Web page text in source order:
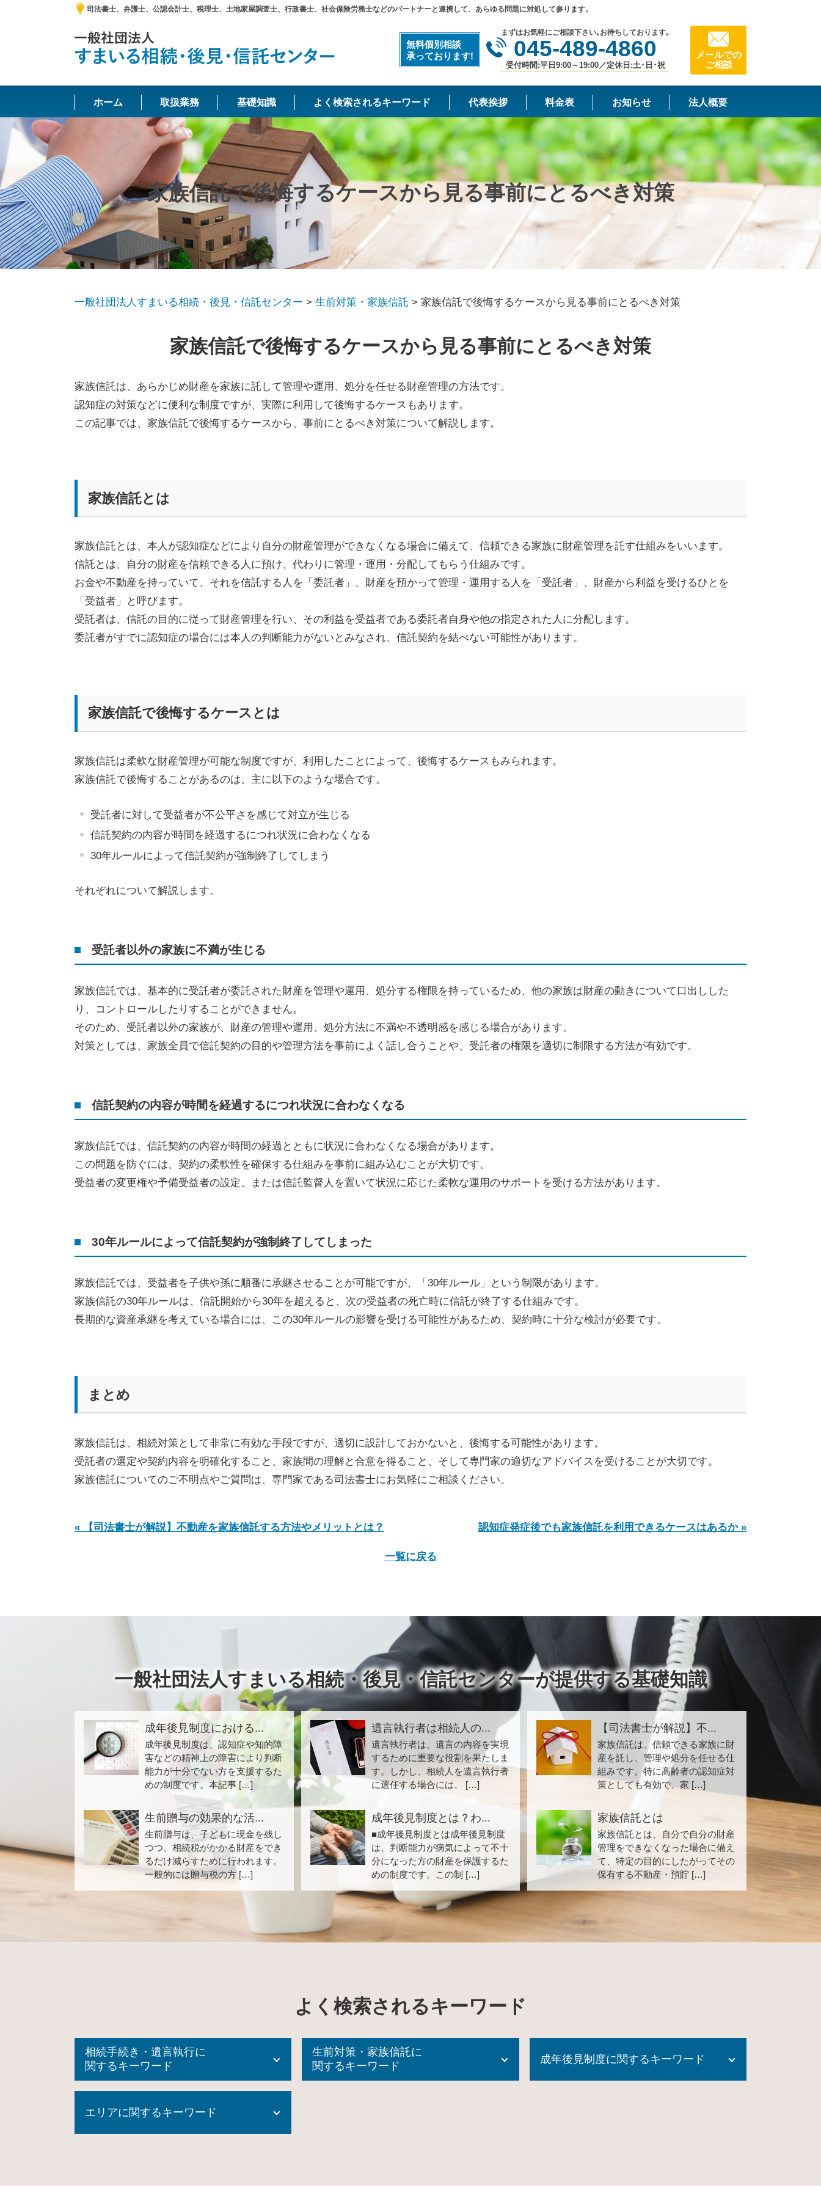
家族信託で後悔するケースから見る事前にとるべき対策
司法書士、弁護士、公認会計士、税理士、土地家屋調査士、行政書士、社会保険労務士などのパートナーと連携して、あらゆる問題に対処して参ります。
無料個別相談
承っております!
まずはお気軽にご相談下さい｡お待ちしております｡
045-489-4860
受付時間:平日9:00～19:00／定休日:土･日･祝
メールでの
ご相談
ホーム 取扱業務 基礎知識 よく検索されるキーワード 代表挨拶 料金表 お知らせ 法人概要
一般社団法人すまいる相続・後見・信託センター > 生前対策・家族信託 > 家族信託で後悔するケースから見る事前にとるべき対策
家族信託で後悔するケースから見る事前にとるべき対策
家族信託は、あらかじめ財産を家族に託して管理や運用、処分を任せる財産管理の方法です。
認知症の対策などに便利な制度ですが、実際に利用して後悔するケースもあります。
この記事では、家族信託で後悔するケースから、事前にとるべき対策について解説します。
家族信託とは
家族信託とは、本人が認知症などにより自分の財産管理ができなくなる場合に備えて、信頼できる家族に財産管理を託す仕組みをいいます。
信託とは、自分の財産を信頼できる人に預け、代わりに管理・運用・分配してもらう仕組みです。
お金や不動産を持っていて、それを信託する人を「委託者」、財産を預かって管理・運用する人を「受託者」、財産から利益を受けるひとを
「受益者」と呼びます。
受託者は、信託の目的に従って財産管理を行い、その利益を受益者である委託者自身や他の指定された人に分配します。
委託者がすでに認知症の場合には本人の判断能力がないとみなされ、信託契約を結べない可能性があります。
家族信託で後悔するケースとは
家族信託は柔軟な財産管理が可能な制度ですが、利用したことによって、後悔するケースもみられます。
家族信託で後悔することがあるのは、主に以下のような場合です。
受託者に対して受益者が不公平さを感じて対立が生じる
信託契約の内容が時間を経過するにつれ状況に合わなくなる
30年ルールによって信託契約が強制終了してしまう
それぞれについて解説します。
受託者以外の家族に不満が生じる
家族信託では、基本的に受託者が委託された財産を管理や運用、処分する権限を持っているため、他の家族は財産の動きについて口出しした
り、コントロールしたりすることができません。
そのため、受託者以外の家族が、財産の管理や運用、処分方法に不満や不透明感を感じる場合があります。
対策としては、家族全員で信託契約の目的や管理方法を事前によく話し合うことや、受託者の権限を適切に制限する方法が有効です。
信託契約の内容が時間を経過するにつれ状況に合わなくなる
家族信託では、信託契約の内容が時間の経過とともに状況に合わなくなる場合があります。
この問題を防ぐには、契約の柔軟性を確保する仕組みを事前に組み込むことが大切です。
受益者の変更権や予備受益者の設定、または信託監督人を置いて状況に応じた柔軟な運用のサポートを受ける方法があります。
30年ルールによって信託契約が強制終了してしまった
家族信託では、受益者を子供や孫に順番に承継させることが可能ですが、「 30年ルール」という制限があります。
家族信託の30年ルールは、信託開始から30年を超えると、次の受益者の死亡時に信託が終了する仕組みです。
長期的な資産承継を考えている場合には、この30年ルールの影響を受ける可能性があるため、契約時に十分な検討が必要です。
まとめ
家族信託は、相続対策として非常に有効な手段ですが、適切に設計しておかないと、後悔する可能性があります。
受託者の選定や契約内容を明確化すること、家族間の理解と合意を得ること、そして専門家の適切なアドバイスを受けることが大切です。
家族信託についてのご不明点やご質問は、専門家である司法書士にお気軽にご相談ください。
« 【司法書士が解説】不動産を家族信託する方法やメリットとは？ 認知症発症後でも家族信託を利用できるケースはあるか »
一覧に戻る
一般社団法人すまいる相続・後見・信託センターが提供する基礎知識
成年後見制度における...
成年後見制度は、認知症や知的障
害などの精神上の障害により判断
能力が十分でない方を支援するた
めの制度です。本記事 […]
遺言執行者は相続人の...
遺言執行者は、遺言の内容を実現
するために重要な役割を果たしま
す。しかし、相続人を遺言執行者
に選任する場合には、 […]
【司法書士が解説】不...
家族信託は、信頼できる家族に財
産を託し、管理や処分を任せる仕
組みです。特に高齢者の認知症対
策としても有効で、家 […]
生前贈与の効果的な活...
生前贈与は、子どもに現金を残し
つつ、相続税がかかる財産をでき
るだけ減らすために行われます。
一般的には贈与税の方 […]
成年後見制度とは？わ...
■成年後見制度とは成年後見制度
は、判断能力が病気によって不十
分になった方の財産を保護するた
めの制度です。この制 […]
家族信託とは
家族信託とは、自分で自分の財産
管理をできなくなった場合に備え
て、特定の目的にしたがってその
保有する不動産・預貯 […]
よく検索されるキーワード
相続手続き・遺言執行に
関するキーワード
相続登記 自分で
生前対策・家族信託に
関するキーワード
成年後見制度に関するキーワード
エリアに関するキーワード